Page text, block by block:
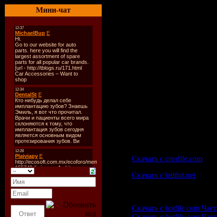
Мини-чат
Скачать с creafile.com
Скачать с letitbit.net
Скачать с hotfile.com